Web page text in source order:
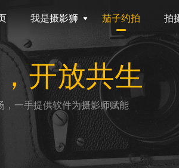
我是摄影狮 茄子约拍 拍
开放共生
，一手提供软件为摄影师赋能